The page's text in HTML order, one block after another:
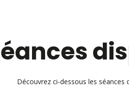
Découvrez ci-dessous les séances